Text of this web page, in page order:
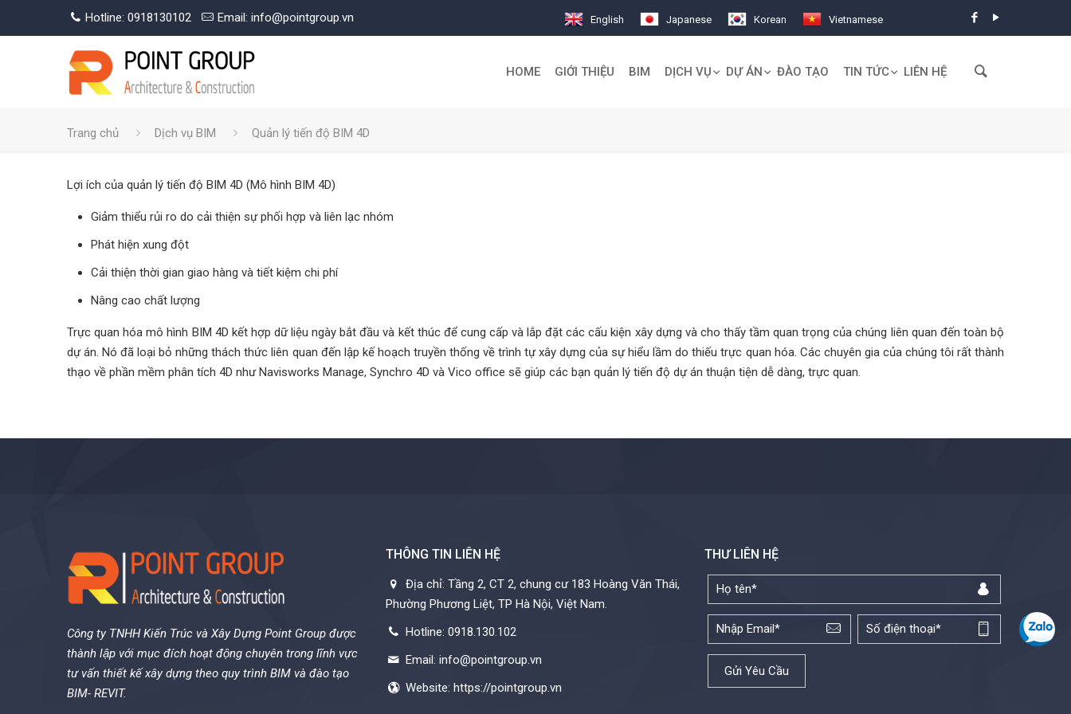
Hotline: 0918130102 Email: info@pointgroup.vn English Japanese Korean Vietnamese
HOME GIỚI THIỆU BIM DỊCH VỤ DỰ ÁN ĐÀO TẠO TIN TỨC LIÊN HỆ
Trang chủ Dịch vụ BIM Quản lý tiến độ BIM 4D
Lợi ích của quản lý tiến độ BIM 4D (Mô hình BIM 4D)
Giảm thiểu rủi ro do cải thiện sự phối hợp và liên lạc nhóm
Phát hiện xung đột
Cải thiện thời gian giao hàng và tiết kiệm chi phí
Nâng cao chất lượng
Trực quan hóa mô hình BIM 4D kết hợp dữ liệu ngày bắt đầu và kết thúc để cung cấp và lắp đặt các cấu kiện xây dựng và cho thấy tầm quan trọng của chúng liên quan đến toàn bộ
dự án. Nó đã loại bỏ những thách thức liên quan đến lập kế hoạch truyền thống về trình tự xây dựng của sự hiểu lầm do thiếu trực quan hóa. Các chuyên gia của chúng tôi rất thành
thạo về phần mềm phân tích 4D như Navisworks Manage, Synchro 4D và Vico office sẽ giúp các bạn quản lý tiến độ dự án thuận tiện dễ dàng, trực quan.
Công ty TNHH Kiến Trúc và Xây Dựng Point Group được
thành lập với mục đích hoạt động chuyên trong lĩnh vực
tư vấn thiết kế xây dựng theo quy trình BIM và đào tạo
BIM- REVIT.
THÔNG TIN LIÊN HỆ
Địa chỉ: Tầng 2, CT 2, chung cư 183 Hoàng Văn Thái,
Phường Phương Liệt, TP Hà Nội, Việt Nam.
Hotline: 0918.130.102
Email: info@pointgroup.vn
Website: https://pointgroup.vn
THƯ LIÊN HỆ